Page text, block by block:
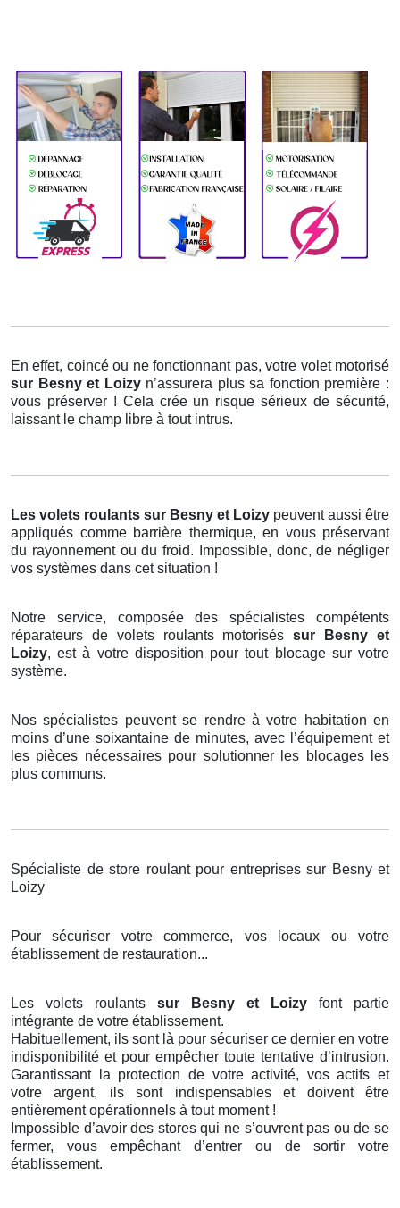
En effet, coincé ou ne fonctionnant pas, votre volet motorisé
sur Besny et Loizy n’assurera plus sa fonction première :
vous préserver ! Cela crée un risque sérieux de sécurité,
laissant le champ libre à tout intrus.
Les volets roulants sur Besny et Loizy peuvent aussi être
appliqués comme barrière thermique, en vous préservant
du rayonnement ou du froid. Impossible, donc, de négliger
vos systèmes dans cet situation !
Notre service, composée des spécialistes compétents
réparateurs de volets roulants motoriséssur Besny et
Loizy, est à votre disposition pour tout blocage sur votre
système.
Nos spécialistes peuvent se rendre à votre habitation en
moins d’une soixantaine de minutes, avec l’équipement et
les pièces nécessaires pour solutionner les blocages les
plus communs.
Spécialiste de store roulant pour entreprises sur Besny et
Loizy
Pour sécuriser votre commerce, vos locaux ou votre
établissement de restauration...
Les volets roulants sur Besny et Loizy font partie
intégrante de votre établissement.
Habituellement, ils sont là pour sécuriser ce dernier en votre
indisponibilité et pour empêcher toute tentative d’intrusion.
Garantissant la protection de votre activité, vos actifs et
votre argent, ils sont indispensables et doivent être
entièrement opérationnels à tout moment !
Impossible d’avoir des stores qui ne s’ouvrent pas ou de se
fermer, vous empêchant d’entrer ou de sortir votre
établissement.